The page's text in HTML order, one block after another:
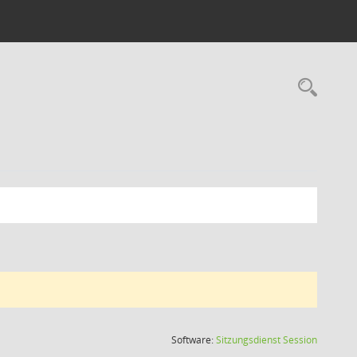
Software:SitzungsdienstSession(Wird in